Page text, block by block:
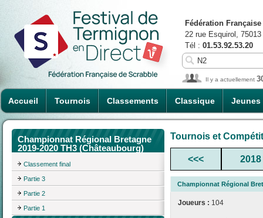
Accueil Tournois Classements Classique Jeunes
Fédération
22 rue Esquirol,
Tél : 01.53.92.53.20
Il y a actuellement
Championnat Régional Bretagne
2019-2020 TH3 (Châteaubourg)
Classement final
Partie 3
Partie 2
Partie 1
Tournois et
<<< 2018
Championnat Régional
Joueurs : 104